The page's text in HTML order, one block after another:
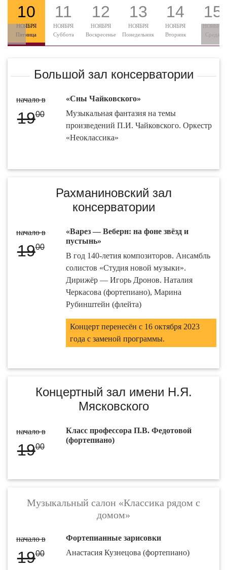
10
НОЯБРЯ
Пятница
11
НОЯБРЯ
Суббота
12
НОЯБРЯ
Воскресенье
13
НОЯБРЯ
Понедельник
14
НОЯБРЯ
Вторник
15
НОЯБРЯ
Среда
Большой зал консерватории
начало в
1900
«Сны Чайковского»
Музыкальная фантазия на темы
произведений П.И. Чайковского. Оркестр
«Неоклассика»
Рахманиновский зал
консерватории
начало в
1900
«Варез — Веберн: на фоне звёзд и
пустынь»
В год 140-летия композиторов. Ансамбль
солистов «Студия новой музыки».
Дирижёр — Игорь Дронов. Наталия
Черкасова (фортепиано), Марина
Рубинштейн (флейта)
Концерт перенесён с 16 октября 2023
года с заменой программы.
Концертный зал имени Н.Я.
Мясковского
начало в
1900
Класс профессора П.В. Федотовой
(фортепиано)
Музыкальный салон «Классика рядом с
домом»
начало в
1900
Фортепианные зарисовки
Анастасия Кузнецова (фортепиано)